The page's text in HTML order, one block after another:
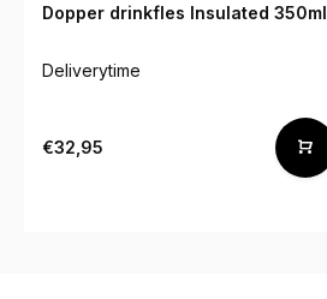
Dopper drinkfles Insulated 350ml
Deliverytime
€32,95